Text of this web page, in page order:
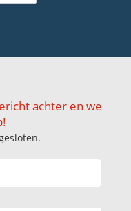
achter en we